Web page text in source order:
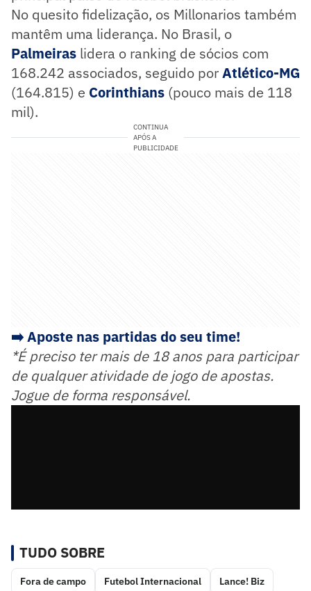
No quesito fidelização, os Millonarios também
mantêm uma liderança. No Brasil, o
Palmeiras lidera o ranking de sócios com
168.242 associados, seguido porAtlético-MG
(164.815) e Corinthians (pouco mais de 118
mil).
CONTINUA
APÓS A
PUBLICIDADE
➡️ Aposte nas partidas do seu time!
*É preciso ter mais de 18 anos para participar
de qualquer atividade de jogo de apostas.
Jogue de forma responsável.
TUDO SOBRE
Fora de campo Futebol Internacional Lance! Biz